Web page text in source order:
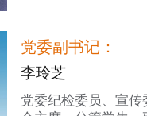
党委副书记：
李玲芝
党委纪检委员、宣传